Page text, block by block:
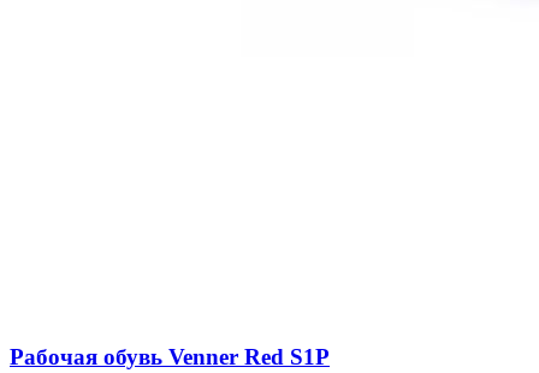
Рабочая обувь Venner Red S1P